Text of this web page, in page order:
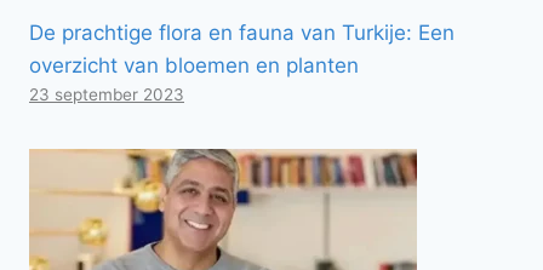
De prachtige flora en fauna van Turkije: Een
overzicht van bloemen en planten
23 september 2023